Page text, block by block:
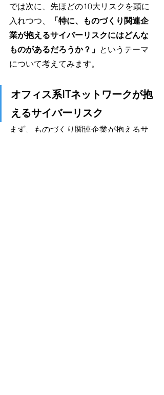
では次に、先ほどの10大リスクを頭に
入れつつ、
「特に、ものづくり関連企
業が抱えるサイバーリスクにはどんな
ものがあるだろうか？」 というテーマ
について考えてみます。
オフィス系ITネットワークが抱
えるサイバーリスク
まず、ものづくり関連企業が抱えるサ